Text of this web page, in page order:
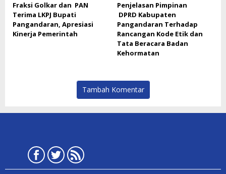
Fraksi Golkar dan PAN
Terima LKPJ Bupati
Pangandaran, Apresiasi
Kinerja Pemerintah
Penjelasan Pimpinan
DPRD Kabupaten
Pangandaran Terhadap
Rancangan Kode Etik dan
Tata Beracara Badan
Kehormatan
Tambah Komentar